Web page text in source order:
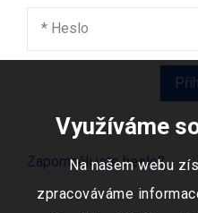
* Heslo
Zapomněli jste heslo?
Využíváme
Na našem webu
zpracováváme